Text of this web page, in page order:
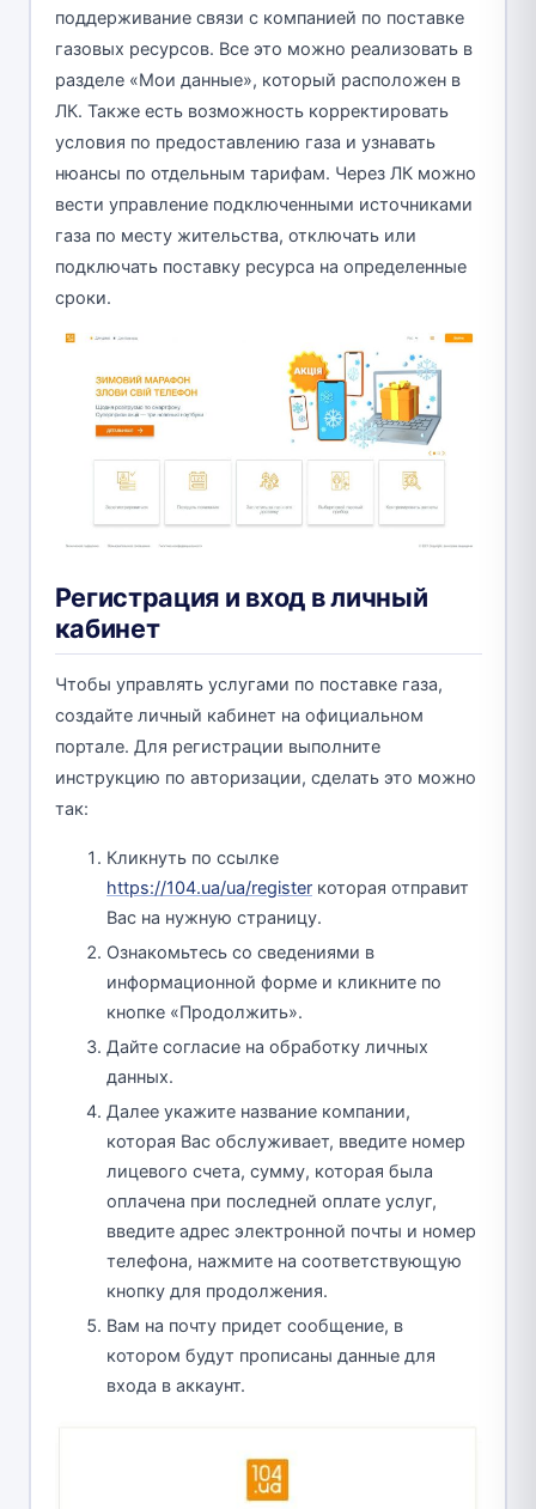
поддерживание связи с компанией по поставке
газовых ресурсов. Все это можно реализовать в
разделе «Мои данные», который расположен в
ЛК. Также есть возможность корректировать
условия по предоставлению газа и узнавать
нюансы по отдельным тарифам. Через ЛК можно
вести управление подключенными источниками
газа по месту жительства, отключать или
подключать поставку ресурса на определенные
сроки.
Регистрация и вход в личный
кабинет
Чтобы управлять услугами по поставке газа,
создайте личный кабинет на официальном
портале. Для регистрации выполните
инструкцию по авторизации, сделать это можно
так:
Кликнуть по ссылке
https://104.ua/ua/register которая отправит
Вас на нужную страницу.
Ознакомьтесь со сведениями в
информационной форме и кликните по
кнопке «Продолжить».
Дайте согласие на обработку личных
данных.
Далее укажите название компании,
которая Вас обслуживает, введите номер
лицевого счета, сумму, которая была
оплачена при последней оплате услуг,
введите адрес электронной почты и номер
телефона, нажмите на соответствующую
кнопку для продолжения.
Вам на почту придет сообщение, в
котором будут прописаны данные для
входа в аккаунт.